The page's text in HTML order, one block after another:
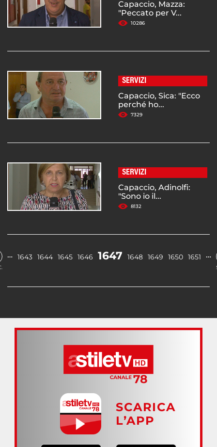
Capaccio, Mazza:
"Peccato per V...
10286
SERVIZI
Capaccio, Sica: "Ecco
perché ho...
7329
SERVIZI
Capaccio, Adinolfi:
"Sono io il...
8132
… 1643 1644 1645 1646 1647 1648 1649 1650 1651 …
SCARICA
L’APP